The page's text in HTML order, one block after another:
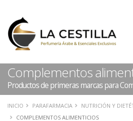
Complementos
Productos de primeras marcas para
INICIO PARAFARMACIA
NUTRICIÓN Y
COMPLEMENTOS ALIMENTICIOS